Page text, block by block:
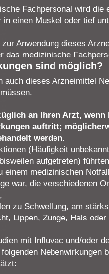
Fachpersonal wird die
in einen Muskel oder tief
Anwendung dieses
das medizinische
sind möglich?
auch dieses Arzneimittel
an Ihren Arzt,
auftritt;
werden.
(Häufigkeit
aufgetreten)
einem medizinischen
war, die verschiedenen
zu Schwellung, am
Lippen, Zunge, Hals
mit Influvac und/oder
Nebenwirkungen